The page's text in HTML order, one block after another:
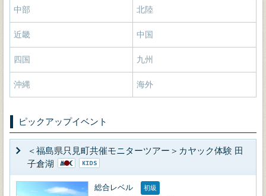
中部 北陸
近畿 中国
四国 九州
沖縄 海外
ピックアップイベント
＜福島県只見町共催モニターツアー＞カヤック体験 田
子倉湖
総合レベル 初級